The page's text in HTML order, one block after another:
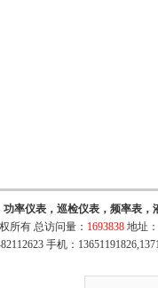
率仪表，巡检仪表，频率表
所有 总访问量： 1693838 地址
手机：